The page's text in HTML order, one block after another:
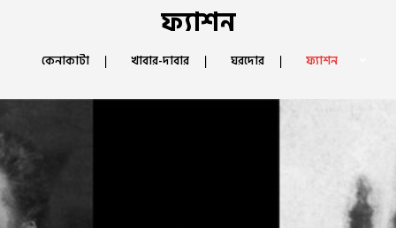
ফ্যাশন
কেনাকাটা খাবার-দাবার ঘরদোর ফ্যাশন